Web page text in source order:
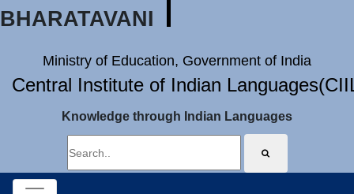
BHARATAVANI
Ministry of Education, Government of India
Central Institute of Indian
Knowledge through Indian Languages